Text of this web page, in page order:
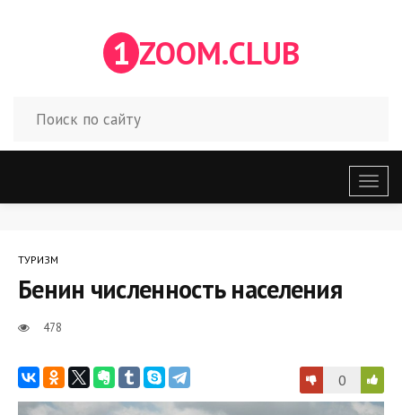
1 ZOOM.CLUB
меню
ТУРИЗМ
Бенин численность населения
478
0